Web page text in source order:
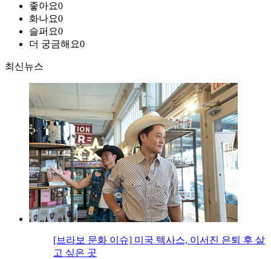
좋아요0
화나요0
슬퍼요0
더 궁금해요0
최신뉴스
[브라보 문화 이슈] 미국 텍사스, 이서진 은퇴 후 살
고 싶은 곳